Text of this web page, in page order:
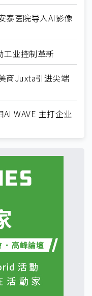
泰医院导入AI影像
工业控制革新
商Juxta引进尖端
WAVE 主打企业